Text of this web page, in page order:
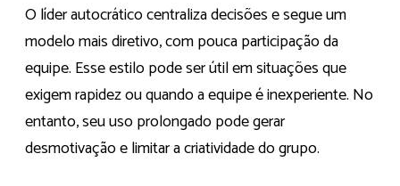
O líder autocrático centraliza decisões e segue um
modelo mais diretivo, com pouca participação da
equipe. Esse estilo pode ser útil em situações que
exigem rapidez ou quando a equipe é inexperiente. No
entanto, seu uso prolongado pode gerar
desmotivação e limitar a criatividade do grupo.